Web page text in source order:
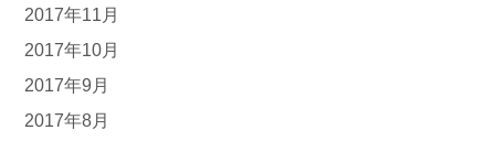
2017年11月
2017年10月
2017年9月
2017年8月